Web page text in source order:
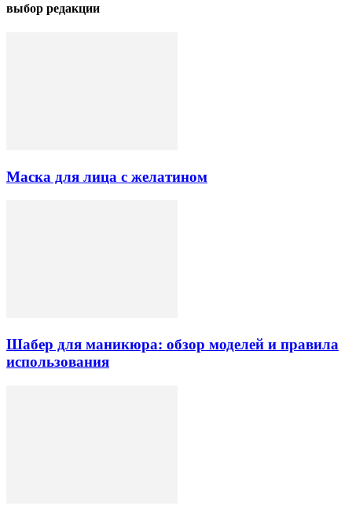
выбор редакции
Маска для лица с желатином
Шабер для маникюра: обзор моделей и правила
использования